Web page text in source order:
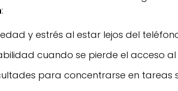
:
y estrés al estar lejos del
cuando se pierde el acceso al
para concentrarse en tareas